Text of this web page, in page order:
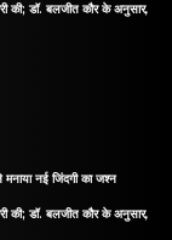
की; डॉ. बलजीत कौर के अनुसार,
नई जिंदगी का जश्न
की; डॉ. बलजीत कौर के अनुसार,